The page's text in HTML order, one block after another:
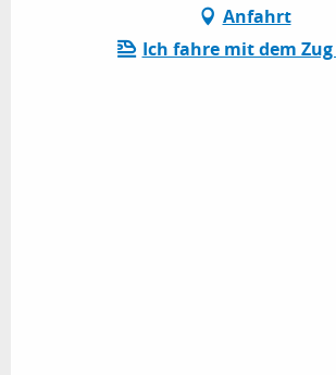
Anfahrt
Ich fahre mit dem